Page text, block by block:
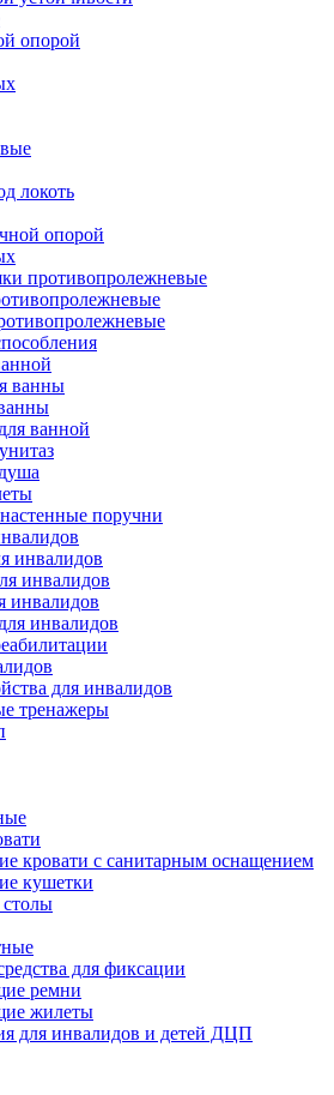
опорой
локоть
опорой
противопролежневые
ванны
ванной
поручни
инвалидов
инвалидов
инвалидов
инвалидов
для инвалидов
тренажеры
кровати с санитарным оснащением
кушетки
для фиксации
ремни
жилеты
для инвалидов и детей ДЦП